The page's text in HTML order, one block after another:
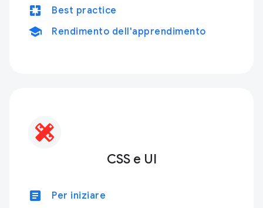
pages Best practice
school Rendimento dell'apprendimento
CSS e UI
article Per iniziare